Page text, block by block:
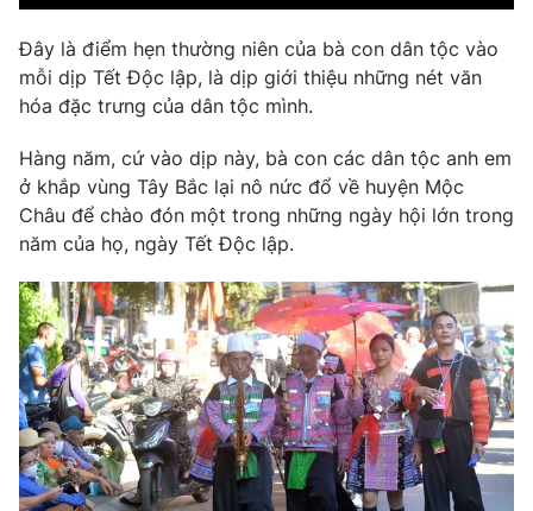
Hậu trường
Nhân vật
Khán giả
Giải sao mai
Điện ảnh
Âm nhạc
Đời sống
Du lịch
Làm đẹp
Chất lượng cuộc sống
Giáo dục
Tuyển sinh
Học trực tuyến
Công nghệ
Hitech Công nghệ tương lai
Sản phẩm
Thị trường
Tư vấn
Giao lưu trực tuyến
Lịch phát sóng
Chuyên mục khác
Emagazine Podcast
Đây là điểm hẹn thường niên của bà con dân tộc vào
mỗi dịp Tết Độc lập, là dịp giới thiệu những nét văn
hóa đặc trưng của dân tộc mình.
Hàng năm, cứ vào dịp này, bà con các dân tộc anh em
ở khắp vùng Tây Bắc lại nô nức đổ về huyện Mộc
Châu để chào đón một trong những ngày hội lớn trong
năm của họ, ngày Tết Độc lập.